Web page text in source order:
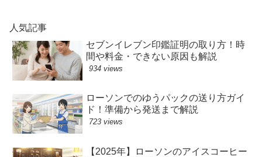
人気記事
セブンイレブン印鑑証明の取り方！時
間や料金・できない原因も解説
934 views
ローソンでのゆうパックの送り方ガイ
ド！準備から発送まで解説
723 views
【2025年】ローソンのアイスコーヒー